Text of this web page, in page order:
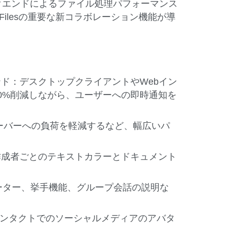
ンドによるファイル処理パフォーマンス
の重要な新コラボレーション機能が導
：デスクトップクライアントやWebイン
削減しながら、ユーザーへの即時通知を
ーへの負荷を軽減するなど、幅広いパ
者ごとのテキストカラーとドキュメント
ー、挙手機能、グループ会話の説明な
タクトでのソーシャルメディアのアバタ